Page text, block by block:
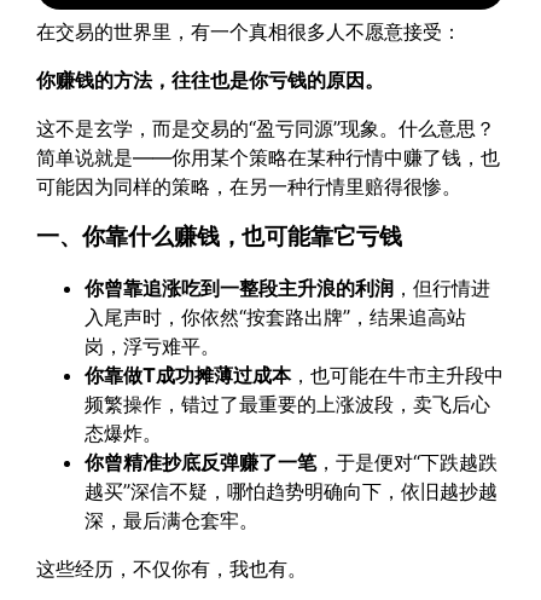
在交易的世界里，有一个真相很多人不愿意接受：
你赚钱的方法，往往也是你亏钱的原因。
这不是玄学，而是交易的“盈亏同源”现象。什么意思？
简单说就是——你用某个策略在某种行情中赚了钱，也
可能因为同样的策略，在另一种行情里赔得很惨。
一、你靠什么赚钱，也可能靠它亏钱
你曾靠追涨吃到一整段主升浪的利润 ，但行情进
入尾声时，你依然“按套路出牌”，结果追高站
岗，浮亏难平。
你靠做T成功摊薄过成本，也可能在牛市主升段中
频繁操作，错过了最重要的上涨波段，卖飞后心
态爆炸。
你曾精准抄底反弹赚了一笔，于是便对“下跌越跌
越买”深信不疑，哪怕趋势明确向下，依旧越抄越
深，最后满仓套牢。
这些经历，不仅你有，我也有。